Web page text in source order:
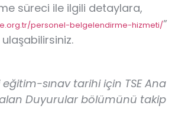
süreci ile ilgili detaylara,
personel-belgelendirme-hizmeti/”
sınav tarihi için TSE Ana
alan Duyurular bölümünü takip